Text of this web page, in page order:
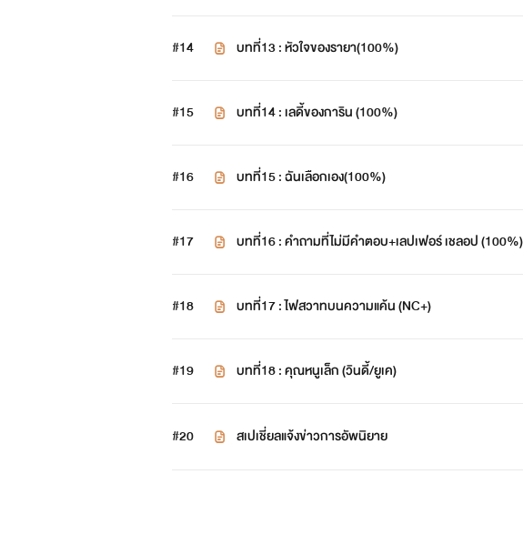
#14 บทที่13 : หัวใจของรายา(100%)
#15 บทที่14 : เลดี้ของการิน (100%)
#16 บทที่15 : ฉันเลือกเอง(100%)
#17 บทที่16 : คำถามที่ไม่มีคำตอบ+เลปเฟอร์ เชลอป (100%)
#18 บทที่17 : ไฟสวาทบนความแค้น (NC+)
#19 บทที่18 : คุณหนูเล็ก (วินดี้/ยูเค)
#20 สเปเชี่ยลแจ้งข่าวการอัพนิยาย